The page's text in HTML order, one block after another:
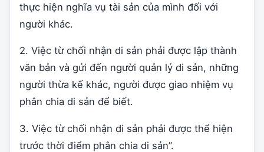
thực hiện nghĩa vụ tài sản của mình đối với
người khác.
2. Việc từ chối nhận di sản phải được lập thành
văn bản và gửi đến người quản lý di sản, những
người thừa kế khác, người được giao nhiệm vụ
phân chia di sản để biết.
3. Việc từ chối nhận di sản phải được thể hiện
trước thời điểm phân chia di sản”.